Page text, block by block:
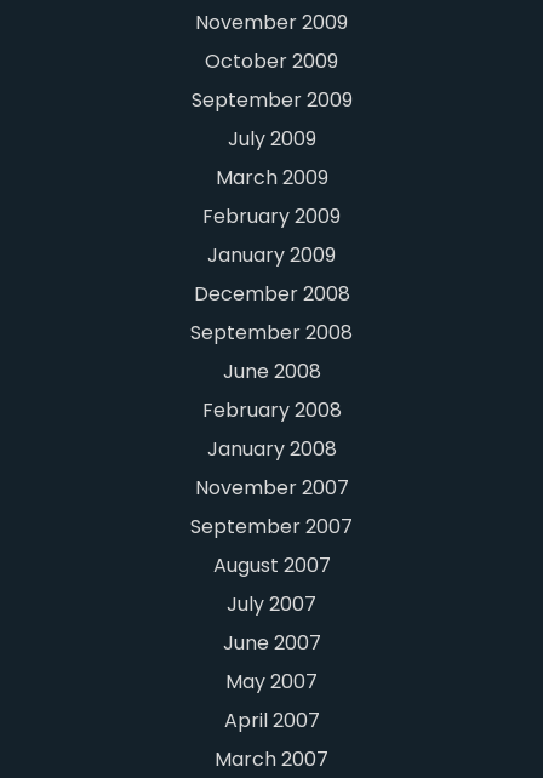
November 2009
October 2009
September 2009
July 2009
March 2009
February 2009
January 2009
December 2008
September 2008
June 2008
February 2008
January 2008
November 2007
September 2007
August 2007
July 2007
June 2007
May 2007
April 2007
March 2007